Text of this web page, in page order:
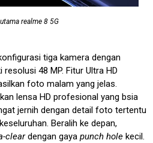
realme 8 5G
tiga kamera dengan
48 MP. Fitur Ultra HD
foto malam yang jelas.
lensa HD profesional yang bsia
jernih dengan detail foto tertentu
Beralih ke depan,
cleardengan gaya punch hole kecil.